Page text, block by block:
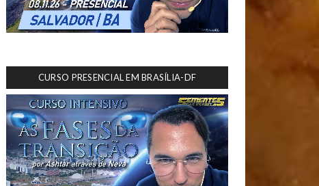
CURSO PRESENCIAL EM BRASÍLIA-DF